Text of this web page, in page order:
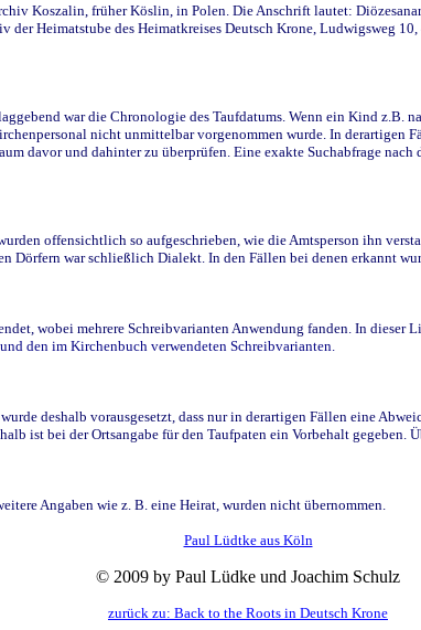
Koszalin, früher Köslin, in Polen. Die Anschrift lautet:
Heimatstube des Heimatkreises Deutsch Krone, Ludwigsweg
war die Chronologie des Taufdatums. Wenn ein Kind z.B.
nicht unmittelbar vorgenommen wurde. In derartigen
davor und dahinter zu überprüfen. Eine exakte Suchabfrage
offensichtlich so aufgeschrieben, wie die Amtsperson ihn
Dörfern war schließlich Dialekt. In den Fällen bei denen erkannt
wobei mehrere Schreibvarianten Anwendung fanden. In dieser
den im Kirchenbuch verwendeten Schreibvarianten.
deshalb vorausgesetzt, dass nur in derartigen Fällen eine
ist bei der Ortsangabe für den Taufpaten ein Vorbehalt gegeben.
Angaben wie z. B. eine Heirat, wurden nicht übernommen.
Paul Lüdtke aus Köln
© 2009 by Paul Lüdke und Joachim Schulz
zurück zu: Back to the Roots in Deutsch Krone